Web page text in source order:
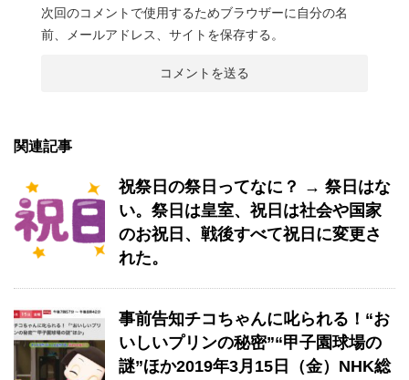
次回のコメントで使用するためブラウザーに自分の名
前、メールアドレス、サイトを保存する。
関連記事
祝祭日の祭日ってなに？ → 祭日はな
い。祭日は皇室、祝日は社会や国家
のお祝日、戦後すべて祝日に変更さ
れた。
事前告知チコちゃんに叱られる！“お
いしいプリンの秘密”“甲子園球場の
謎”ほか2019年3月15日（金）NHK総